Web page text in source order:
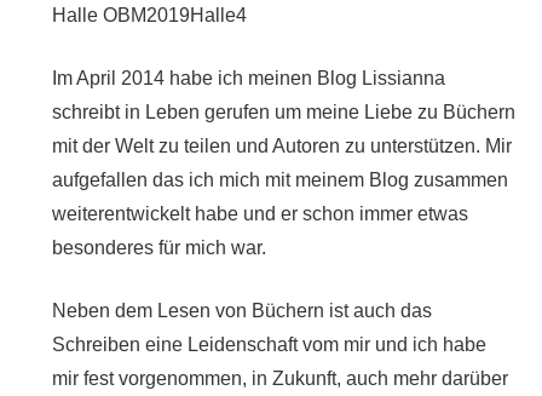
Halle OBM2019Halle4
Im April 2014 habe ich meinen Blog Lissianna
schreibt in Leben gerufen um meine Liebe zu Büchern
mit der Welt zu teilen und Autoren zu unterstützen. Mir
aufgefallen das ich mich mit meinem Blog zusammen
weiterentwickelt habe und er schon immer etwas
besonderes für mich war.
Neben dem Lesen von Büchern ist auch das
Schreiben eine Leidenschaft vom mir und ich habe
mir fest vorgenommen, in Zukunft, auch mehr darüber